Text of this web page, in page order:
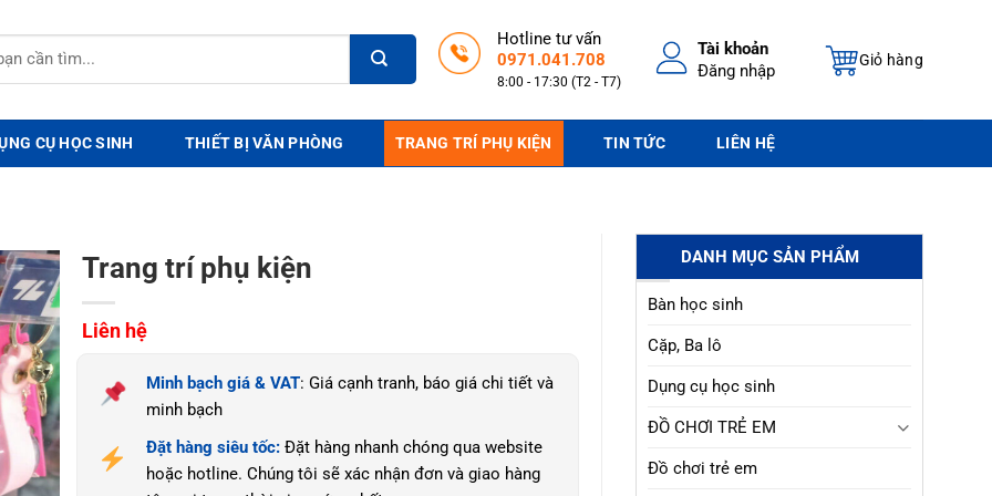
Hotline tư vấn
0971.041.708
8:00 - 17:30 (T2 - T7)
Tài khoản
Đăng nhập
Giỏ hàng
CỤ HỌC SINH THIẾT BỊ VĂN PHÒNG TRANG TRÍ PHỤ KIỆN TIN TỨC LIÊN HỆ
DANH MỤC SẢN PHẨM
Bàn học sinh
Cặp, Ba lô
Dụng cụ học sinh
ĐỒ CHƠI TRẺ EM
Đồ chơi trẻ em
Trang trí phụ kiện
Liên hệ
Minh bạch giá & VAT: Giá cạnh tranh, báo giá chi tiết và
minh bạch
Đặt hàng siêu tốc:Đặt hàng nhanh chóng qua website
hoặc hotline. Chúng tôi sẽ xác nhận đơn và giao hàng